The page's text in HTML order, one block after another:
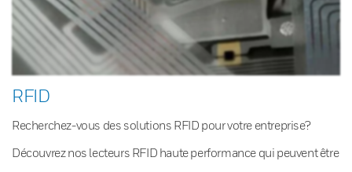
RFID
Recherchez-vous des solutions RFID pour votre entreprise?
Découvrez nos lecteurs RFID haute performance qui peuvent être